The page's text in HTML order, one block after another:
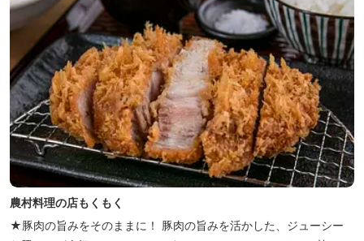
農村料理の店もくもく
★豚肉の旨みをそのままに！ 豚肉の旨みを活かした、ジューシー